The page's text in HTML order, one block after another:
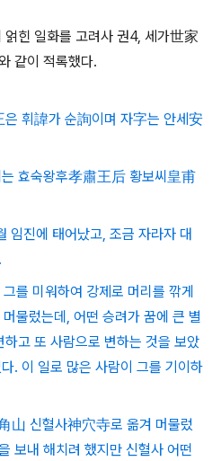
얽힌 일화를 고려사 권4, 세가世家
같이 적록했다.
휘諱가 순詢이며 자字는 안세安
효숙왕후孝肅王后 황보씨皇甫
진에 태어났고, 조금 자라자 대
를 미워하여 강제로 머리를 깎게
물렀는데, 어떤 승려가 꿈에 큰 별
고 또 사람으로 변하는 것을 보았
. 이 일로 많은 사람이 그를 기이하
山 신혈사神穴寺로 옮겨 머물렀
보내 해치려 했지만 신혈사 어떤